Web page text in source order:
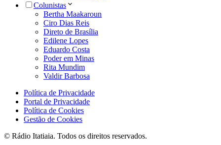
Colunistas
Bertha Maakaroun
Ciro Dias Reis
Direto de Brasília
Edilene Lopes
Eduardo Costa
Poder em Minas
Rita Mundim
Valdir Barbosa
Política de Privacidade
Portal de Privacidade
Política de Cookies
Gestão de Cookies
© Rádio Itatiaia. Todos os direitos reservados.